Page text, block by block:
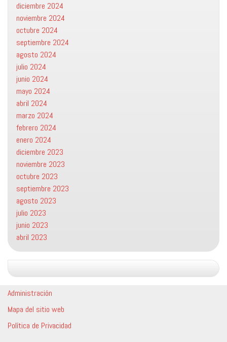
diciembre 2024
noviembre 2024
octubre 2024
septiembre 2024
agosto 2024
julio 2024
junio 2024
mayo 2024
abril 2024
marzo 2024
febrero 2024
enero 2024
diciembre 2023
noviembre 2023
octubre 2023
septiembre 2023
agosto 2023
julio 2023
junio 2023
abril 2023
Administración
Mapa del sitio web
Política de Privacidad